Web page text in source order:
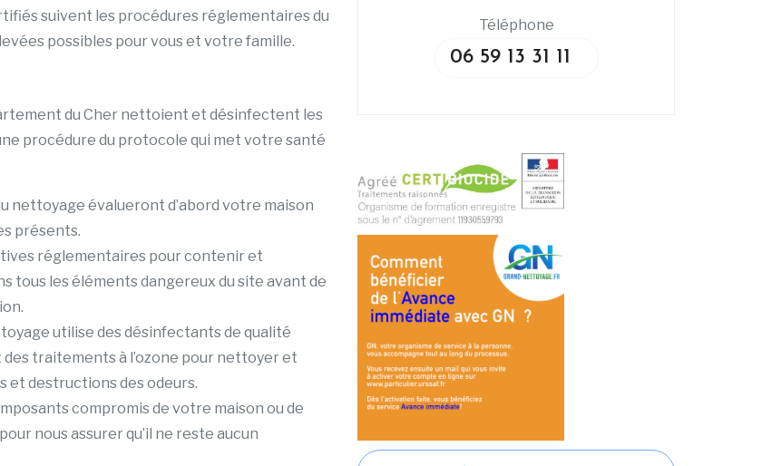
suivent les procédures réglementaires du
possibles pour vous et votre famille.
du Cher nettoient et désinfectent les
procédure du protocole qui met votre santé
nettoyage évalueront d’abord votre maison
présents.
réglementaires pour contenir et
tous les éléments dangereux du site avant de
utilise des désinfectants de qualité
traitements à l’ozone pour nettoyer et
et destructions des odeurs.
compromis de votre maison ou de
nous assurer qu’il ne reste aucun
Téléphone
06 59 13 31 11